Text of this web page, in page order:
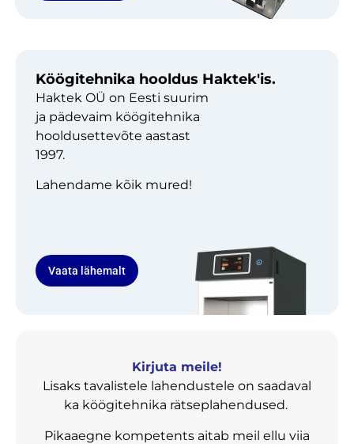
Köögitehnika hooldus Haktek'is.
Haktek OÜ on Eesti suurim
ja pädevaim köögitehnika
hooldusettevõte aastast
1997.
Lahendame kõik mured!
Vaata lähemalt
Kirjuta meile!
Lisaks tavalistele lahendustele on saadaval
ka köögitehnika rätseplahendused.
Pikaaegne kompetents aitab meil ellu viia